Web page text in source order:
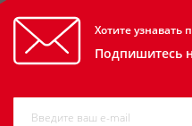
Хотите узнавать
Подпишитесь